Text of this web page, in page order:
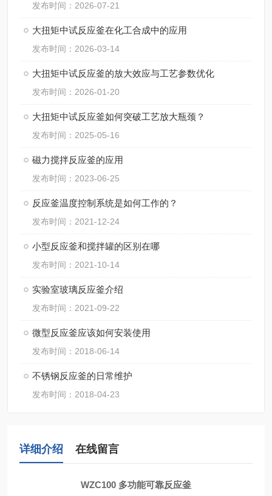
发布时间：2026-07-21
大扭矩中试反应釜在化工合成中的应用
发布时间：2026-03-14
大扭矩中试反应釜的放大效应与工艺参数优化
发布时间：2026-01-20
大扭矩中试反应釜如何突破工艺放大瓶颈？
发布时间：2025-05-16
磁力搅拌反应釜的应用
发布时间：2023-06-25
反应釜温度控制系统是如何工作的？
发布时间：2021-12-24
小型反应釜和搅拌罐的区别在哪
发布时间：2021-10-14
实验室玻璃反应釜介绍
发布时间：2021-09-22
微型反应釜应该如何安装使用
发布时间：2018-06-14
不锈钢反应釜的日常维护
发布时间：2018-04-23
详细介绍 在线留言
WZC100 多功能可靠反应釜